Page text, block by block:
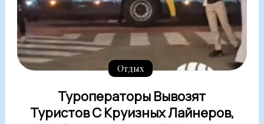
Отдых
Туроператоры Вывозят
Туристов С Круизных Лайнеров,